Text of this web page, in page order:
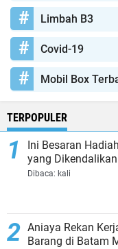
Limbah B3
Covid-19
Mobil Box
TERPOPULER
Ini Besaran
yang
Dibaca: kali
Aniaya Rekan
Barang di Batam